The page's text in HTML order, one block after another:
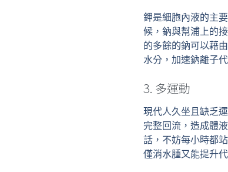
鉀是細胞內液的主
候，鈉與幫浦上的
的多餘的鈉可以藉
水分，加速鈉離子
3. 多運動
現代人久坐且缺乏
完整回流，造成體
話，不妨每小時都
僅消水腫又能提升代